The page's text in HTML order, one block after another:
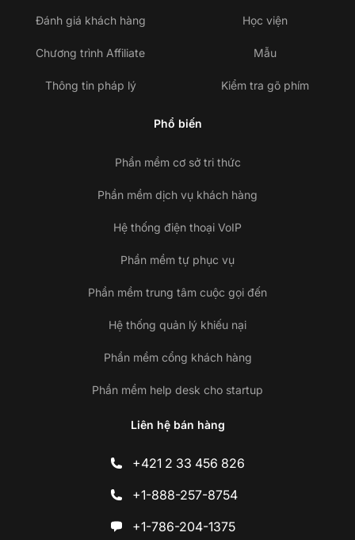
Đánh giá khách hàng
Chương trình Affiliate
Thông tin pháp lý
Học viện
Mẫu
Kiểm tra gõ phím
Phổ biến
Phần mềm cơ sở tri thức
Phần mềm dịch vụ khách hàng
Hệ thống điện thoại VoIP
Phần mềm tự phục vụ
Phần mềm trung tâm cuộc gọi đến
Hệ thống quản lý khiếu nại
Phần mềm cổng khách hàng
Phần mềm help desk cho startup
Liên hệ bán hàng
+421 2 33 456 826
+1-888-257-8754
+1-786-204-1375